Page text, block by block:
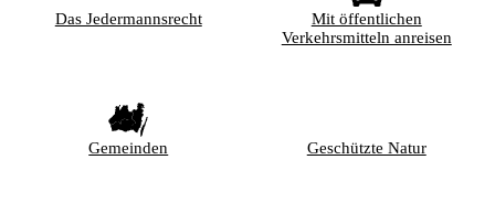
Das Jedermannsrecht
Mit öffentlichen
Verkehrsmitteln anreisen
Gemeinden Geschützte Natur